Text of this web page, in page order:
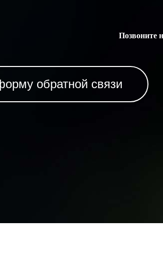
Позвоните
обратной связи